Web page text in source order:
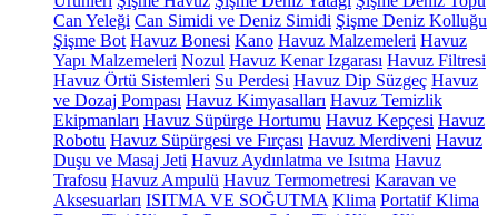
Can Yeleği Can Simidi ve Deniz Simidi Şişme Deniz Kolluğu
Şişme Bot Havuz Bonesi Kano Havuz Malzemeleri Havuz
Yapı Malzemeleri Nozul Havuz Kenar Izgarası Havuz Filtresi
Havuz Örtü Sistemleri Su Perdesi Havuz Dip Süzgeç Havuz
ve Dozaj Pompası Havuz Kimyasalları Havuz Temizlik
Ekipmanları Havuz Süpürge Hortumu Havuz Kepçesi Havuz
Robotu Havuz Süpürgesi ve Fırçası Havuz Merdiveni Havuz
Duşu ve Masaj Jeti Havuz Aydınlatma ve Isıtma Havuz
Trafosu Havuz Ampulü Havuz Termometresi Karavan ve
Aksesuarları ISITMA VE SOĞUTMA Klima Portatif Klima